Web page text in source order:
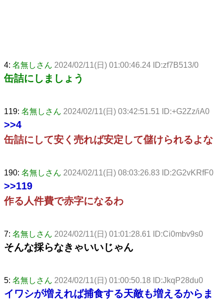
4: 名無しさん 2024/02/11(日) 01:00:46.24 ID:zf7B513/0
缶詰にしましょう
119: 名無しさん 2024/02/11(日) 03:42:51.51 ID:+G2Zz/iA0
>>4
缶詰にして安く売れば安定して儲けられるよな
190: 名無しさん 2024/02/11(日) 08:03:26.83 ID:2G2vKRfF0
>>119
作る人件費で赤字になるわ
7: 名無しさん 2024/02/11(日) 01:01:28.61 ID:Ci0mbv9s0
そんな採らなきゃいいじゃん
5: 名無しさん 2024/02/11(日) 01:00:50.18 ID:JkqP28du0
イワシが増えれば捕食する天敵も増えるからま